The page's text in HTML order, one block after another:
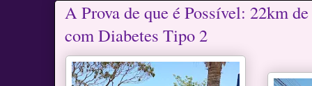
A Prova de que é Possível: 22km
com Diabetes Tipo 2